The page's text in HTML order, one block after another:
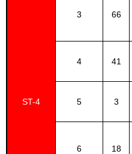
ST-4
3 66
4 41
5 3
6 18